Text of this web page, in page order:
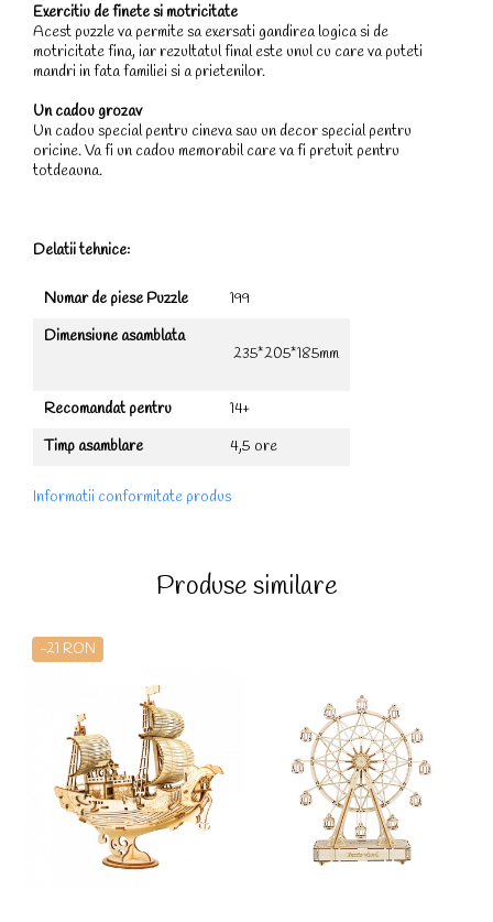
Exercitiu de finete si motricitate
Acest puzzle va permite sa exersati gandirea logica si de
motricitate fina, iar rezultatul final este unul cu care va puteti
mandri in fata familiei si a prietenilor.
Un cadou grozav
Un cadou special pentru cineva sau un decor special pentru
oricine. Va fi un cadou memorabil care va fi pretuit pentru
totdeauna.
Delatii tehnice:
Numar de piese Puzzle
199
Dimensiune asamblata
235*205*185mm
Recomandat pentru
14+
Timp asamblare
4,5 ore
Informatii conformitate produs
Produse similare
-21 RON